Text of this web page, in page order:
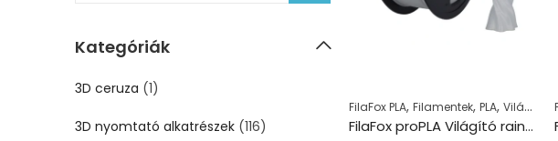
FilaFox PLA, Filamentek, PLA, Világító PLA
FilaFox proPLA Világító rainbow (1000g / 1,75mm)
Kategóriák
3D ceruza (1)
3D nyomtató alkatrészek (116)